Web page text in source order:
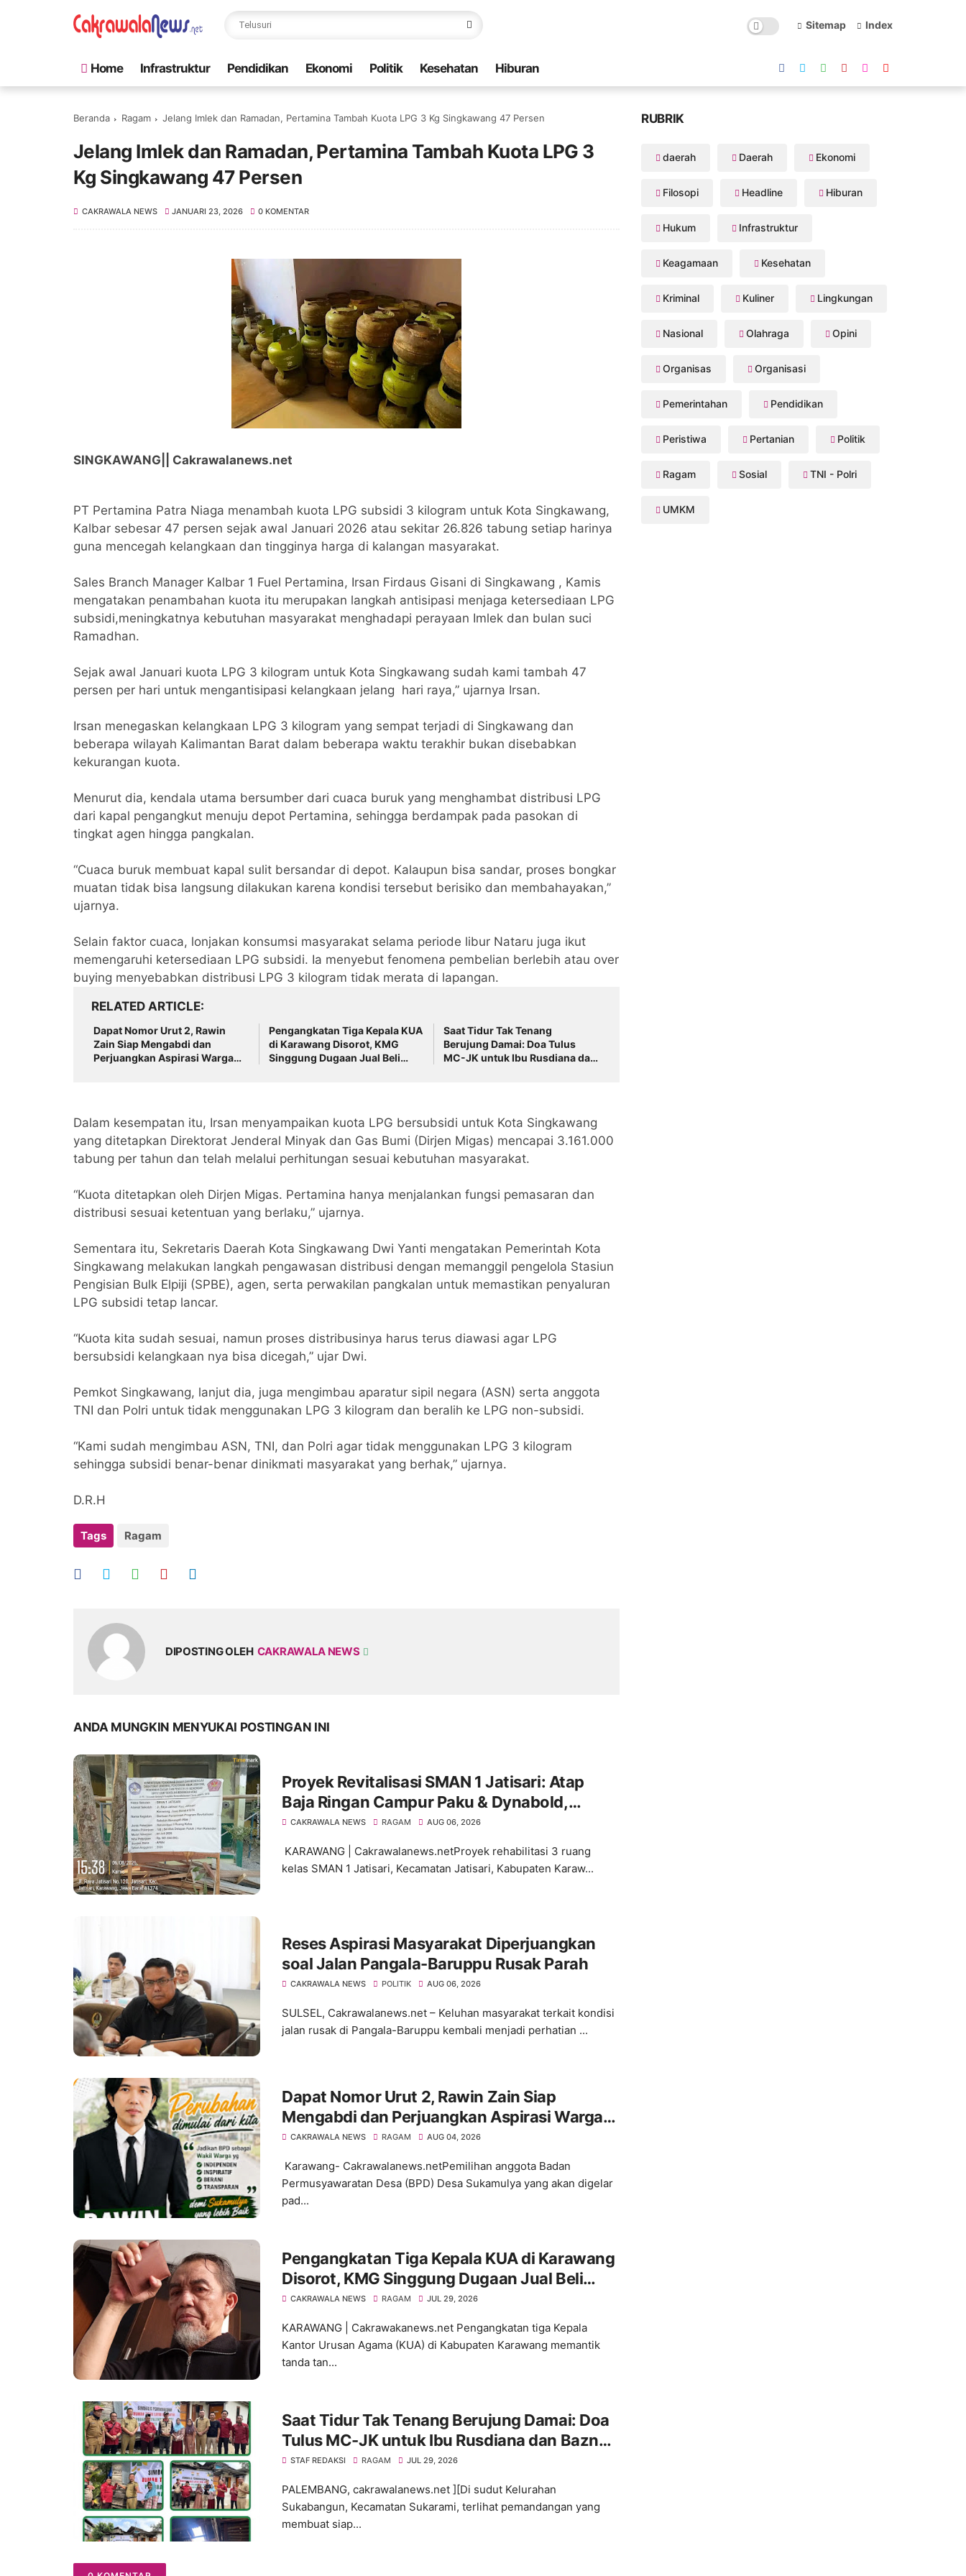
Sitemap Index
Home Infrastruktur Pendidikan Ekonomi Politik Kesehatan Hiburan
Beranda Ragam Jelang Imlek dan Ramadan, Pertamina Tambah Kuota LPG 3 Kg Singkawang 47 Persen
Jelang Imlek dan Ramadan, Pertamina Tambah Kuota LPG 3
Kg Singkawang 47 Persen
CAKRAWALA NEWS JANUARI 23, 2026 0 KOMENTAR
SINGKAWANG|| Cakrawalanews.net
PT Pertamina Patra Niaga menambah kuota LPG subsidi 3 kilogram untuk Kota Singkawang,
Kalbar sebesar 47 persen sejak awal Januari 2026 atau sekitar 26.826 tabung setiap harinya
guna mencegah kelangkaan dan tingginya harga di kalangan masyarakat.
Sales Branch Manager Kalbar 1 Fuel Pertamina, Irsan Firdaus Gisani di Singkawang , Kamis
mengatakan penambahan kuota itu merupakan langkah antisipasi menjaga ketersediaan LPG
subsidi,meningkatnya kebutuhan masyarakat menghadapi perayaan Imlek dan bulan suci
Ramadhan.
Sejak awal Januari kuota LPG 3 kilogram untuk Kota Singkawang sudah kami tambah 47
persen per hari untuk mengantisipasi kelangkaan jelang hari raya,” ujarnya Irsan.
Irsan menegaskan kelangkaan LPG 3 kilogram yang sempat terjadi di Singkawang dan
beberapa wilayah Kalimantan Barat dalam beberapa waktu terakhir bukan disebabkan
kekurangan kuota.
Menurut dia, kendala utama bersumber dari cuaca buruk yang menghambat distribusi LPG
dari kapal pengangkut menuju depot Pertamina, sehingga berdampak pada pasokan di
tingkat agen hingga pangkalan.
“Cuaca buruk membuat kapal sulit bersandar di depot. Kalaupun bisa sandar, proses bongkar
muatan tidak bisa langsung dilakukan karena kondisi tersebut berisiko dan membahayakan,”
ujarnya.
Selain faktor cuaca, lonjakan konsumsi masyarakat selama periode libur Nataru juga ikut
memengaruhi ketersediaan LPG subsidi. Ia menyebut fenomena pembelian berlebih atau over
buying menyebabkan distribusi LPG 3 kilogram tidak merata di lapangan.
RELATED ARTICLE
Dapat Nomor Urut 2, Rawin
Zain Siap Mengabdi dan
Perjuangkan Aspirasi Warga
Pengangkatan Tiga Kepala KUA
di Karawang Disorot, KMG
Singgung Dugaan Jual Beli
Saat Tidur Tak Tenang
Berujung Damai: Doa Tulus
MC-JK untuk Ibu Rusdiana dan
Dalam kesempatan itu, Irsan menyampaikan kuota LPG bersubsidi untuk Kota Singkawang
yang ditetapkan Direktorat Jenderal Minyak dan Gas Bumi (Dirjen Migas) mencapai 3.161.000
tabung per tahun dan telah melalui perhitungan sesuai kebutuhan masyarakat.
“Kuota ditetapkan oleh Dirjen Migas. Pertamina hanya menjalankan fungsi pemasaran dan
distribusi sesuai ketentuan yang berlaku,” ujarnya.
Sementara itu, Sekretaris Daerah Kota Singkawang Dwi Yanti mengatakan Pemerintah Kota
Singkawang melakukan langkah pengawasan distribusi dengan memanggil pengelola Stasiun
Pengisian Bulk Elpiji (SPBE), agen, serta perwakilan pangkalan untuk memastikan penyaluran
LPG subsidi tetap lancar.
“Kuota kita sudah sesuai, namun proses distribusinya harus terus diawasi agar LPG
bersubsidi kelangkaan nya bisa dicegah,” ujar Dwi.
Pemkot Singkawang, lanjut dia, juga mengimbau aparatur sipil negara (ASN) serta anggota
TNI dan Polri untuk tidak menggunakan LPG 3 kilogram dan beralih ke LPG non-subsidi.
“Kami sudah mengimbau ASN, TNI, dan Polri agar tidak menggunakan LPG 3 kilogram
sehingga subsidi benar-benar dinikmati masyarakat yang berhak,” ujarnya.
D.R.H
Tags Ragam
DIPOSTING OLEH CAKRAWALA NEWS
ANDA MUNGKIN MENYUKAI POSTINGAN INI
Proyek Revitalisasi SMAN 1 Jatisari: Atap
Baja Ringan Campur Paku & Dynabold,
Anggaran Berbeda-Beda, Indikasi
Penyimpangan Menguat
CAKRAWALA NEWS RAGAM AUG 06, 2026
KARAWANG | Cakrawalanews.netProyek rehabilitasi 3 ruang
kelas SMAN 1 Jatisari, Kecamatan Jatisari, Kabupaten Karaw...
Reses Aspirasi Masyarakat Diperjuangkan
soal Jalan Pangala-Baruppu Rusak Parah
CAKRAWALA NEWS POLITIK AUG 06, 2026
SULSEL, Cakrawalanews.net – Keluhan masyarakat terkait kondisi
jalan rusak di Pangala-Baruppu kembali menjadi perhatian ...
Dapat Nomor Urut 2, Rawin Zain Siap
Mengabdi dan Perjuangkan Aspirasi Warga
pada Pemilihan BPD Desa Sukamulya 2026-
CAKRAWALA NEWS RAGAM AUG 04, 2026
Karawang- Cakrawalanews.netPemilihan anggota Badan
Permusyawaratan Desa (BPD) Desa Sukamulya yang akan digelar
pad...
Pengangkatan Tiga Kepala KUA di Karawang
Disorot, KMG Singgung Dugaan Jual Beli
Jabatan dan Desak Transparansi
CAKRAWALA NEWS RAGAM JUL 29, 2026
KARAWANG | Cakrawakanews.net Pengangkatan tiga Kepala
Kantor Urusan Agama (KUA) di Kabupaten Karawang memantik
tanda tan...
Saat Tidur Tak Tenang Berujung Damai: Doa
Tulus MC-JK untuk Ibu Rusdiana dan Baznas
Palembang!
STAF REDAKSI RAGAM JUL 29, 2026
PALEMBANG, cakrawalanews.net ][Di sudut Kelurahan
Sukabangun, Kecamatan Sukarami, terlihat pemandangan yang
membuat siap...
RUBRIK
daerah Daerah Ekonomi
Filosopi Headline Hiburan
Hukum Infrastruktur
Keagamaan Kesehatan
Kriminal Kuliner Lingkungan
Nasional Olahraga Opini
Organisas Organisasi
Pemerintahan Pendidikan
Peristiwa Pertanian Politik
Ragam Sosial TNI - Polri
UMKM